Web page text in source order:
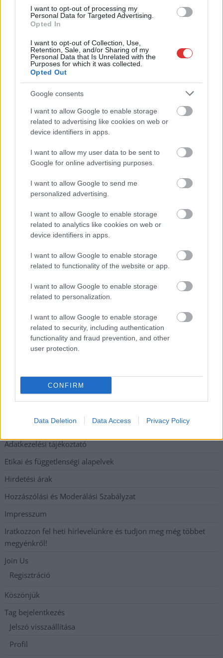
I want to opt-out of processing my
Personal Data for Targeted Advertising.
Opted In
I want to opt-out of Collection, Use,
Retention, Sale, and/or Sharing of my
Personal Data that Is Unrelated with the
Purposes for which it was collected.
Opted Out
Google consents
I want to allow Google to enable storage
related to advertising like cookies on web or
device identifiers in apps.
I want to allow my user data to be sent to
Google for online advertising purposes.
I want to allow Google to send me
personalized advertising.
I want to allow Google to enable storage
related to analytics like cookies on web or
device identifiers in apps.
I want to allow Google to enable storage
related to functionality of the website or app.
I want to allow Google to enable storage
related to personalization.
I want to allow Google to enable storage
related to security, including authentication
functionality and fraud prevention, and other
user protection.
CONFIRM
Data Deletion Data Access Privacy Policy
Sok volt az igazolatlan hiányzás, Pócs János fizetéslevonást
kapott, más fideszesek még kevesebbet vittek haza
A Szolnok megyei gazdák nagyon nem akarták a JÉGER
további üzemeltetését
Csendélet 5.0: alig balesetveszélyes lépcső és remek
állapotban levő buszmegálló mutatja, hogy Szolnok mennyire
Pénteken újra csökken a benzin és a gázolaj ára is
Napokon belül megválasztja az új köztársasági elnököt az
Országgyűlés
Kiterjedt tüzek pusztítanak az országban, köztük Karcagon
Harmadfokú hőségriasztás az országban: Szolnokon klímát
javítottak, helikoptereket is bevetettek a tüzeknél
A zárkában rosszul lett, elájult – ilyen körülményekről
számoltak be a szolnoki börtönből
Váratlan fennakadás borította fel a Szolnok–Kecskemét
vasútvonal közlekedését
A polgármester a szolnoki cégekhez fordult: több száz
elbocsátott dolgozón segítene
Csődbe ment a tószegi Accell Hunland, a hazai
kerékpárgyártás meghatározó szereplője
Egyszer fent, egyszer lent, így festett a Duna a két évvel
ezelőtti árvíz idején és így most – fotógyűjtemény
ugyanazokból a szögekből
miatt ingyenes a strandolás Szolnokon
Elérhetőség
Adatkezelési tájékoztató
Etikai és függetlenségi alapelvek
Hirdetési árak
Hozzászólási és Moderálási Szabályzat
Impresszum
Iratkozzon fel heti hírlevelünkre és tudjon meg még többet
megyénkről!
Join Us
Regisztráció
Köszönjük
Tag bejelentkezés
Jelszó visszaállítása
Profil